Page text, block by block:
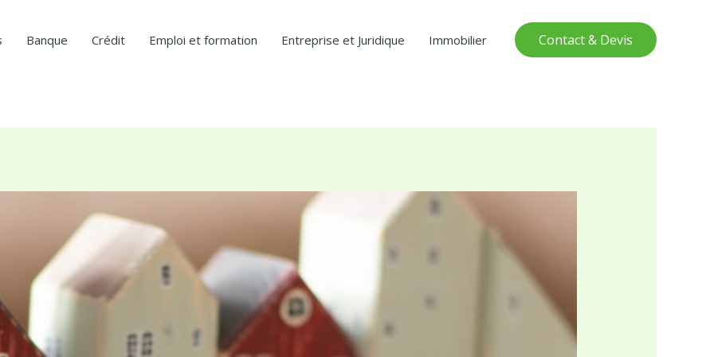
Banque Crédit Emploi et formation Entreprise et Juridique Immobilier Contact & Devis